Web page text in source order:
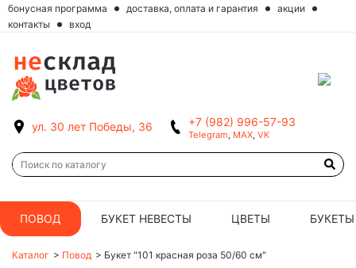
бонусная программа доставка, оплата и гарантия
акции
контакты
вход
ул. 30 лет Победы, 36 +7 (982) 996-57-93
Telegram, MAX, VK
ПОВОД БУКЕТ НЕВЕСТЫ ЦВЕТЫ БУКЕТЫ
Каталог > Повод > Букет "101 красная роза 50/60 см"